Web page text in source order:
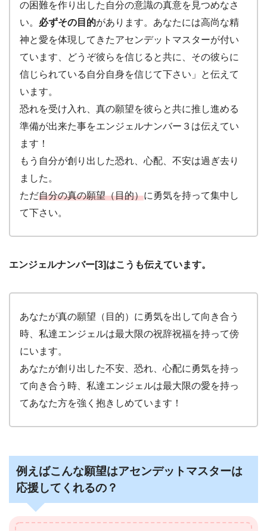
の困難を作り出した自分の意識の真意を見つめなさ
い。 必ずその目的があります。あなたには高尚な精
神と愛を体現してきたアセンデットマスターが付い
ています、どうぞ彼らを信じると共に、その彼らに
信じられている自分自身を信じて下さい」と伝えて
います。
恐れを受け入れ、真の願望を彼らと共に推し進める
準備が出来た事をエンジェルナンバー３は伝えてい
ます！
もう自分が創り出した恐れ、心配、不安は過ぎ去り
ました。
ただ自分の真の願望（目的）に勇気を持って集中し
て下さい。
エンジェルナンバー[3]はこうも伝えています。
あなたが真の願望（目的）に勇気を出して向き合う
時、私達エンジェルは最大限の祝辞祝福を持って傍
にいます。
あなたが創り出した不安、恐れ、心配に勇気を持っ
て向き合う時、私達エンジェルは最大限の愛を持っ
てあなた方を強く抱きしめています！
例えばこんな願望はアセンデットマスターは
応援してくれるの？